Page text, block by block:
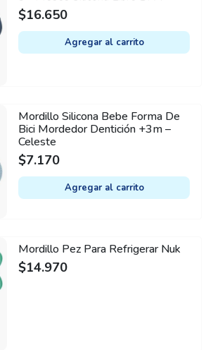
$16.650
Agregar al carrito
Mordillo Silicona Bebe Forma De
Bici Mordedor Dentición +3m –
Celeste
$7.170
Agregar al carrito
Mordillo Pez Para Refrigerar Nuk
$14.970